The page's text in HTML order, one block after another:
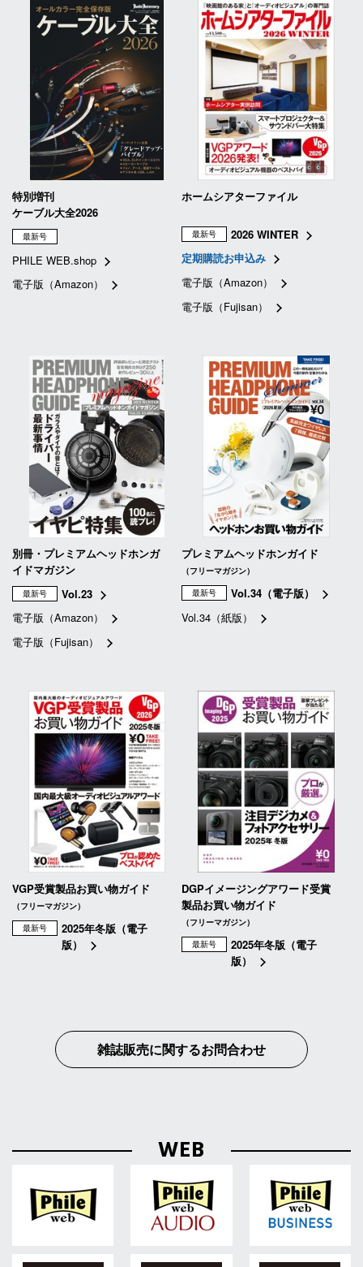
特別増刊
ケーブル大全2026
最新号
PHILE WEB.shop
電子版（Amazon）
ホームシアターファイル
最新号
2026 WINTER
定期購読お申込み
電子版（Amazon）
電子版（Fujisan）
別冊・プレミアムヘッドホンガ
イドマガジン
最新号
Vol.23
電子版（Amazon）
電子版（Fujisan）
プレミアムヘッドホンガイド
（フリーマガジン）
最新号
Vol.34（電子版）
Vol.34（紙版）
VGP受賞製品お買い物ガイド
（フリーマガジン）
最新号
2025年冬版（電子
版）
DGPイメージングアワード受賞
製品お買い物ガイド
（フリーマガジン）
最新号
2025年冬版（電子
版）
雑誌販売に関するお問合わせ
WEB